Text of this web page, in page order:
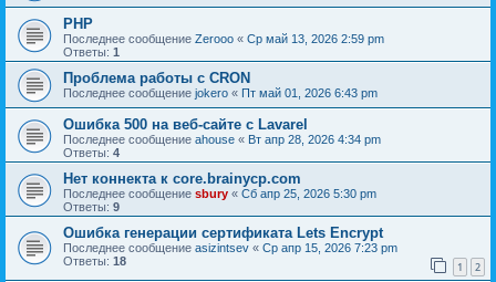
PHP
Последнее сообщение Zerooo « Ср май 13, 2026 2:59 pm
Ответы: 1
Проблема работы с CRON
Последнее сообщение jokero « Пт май 01, 2026 6:43 pm
Ошибка 500 на веб-сайте с Lavarel
Последнее сообщение ahouse « Вт апр 28, 2026 4:34 pm
Ответы: 4
Нет коннекта к core.brainycp.com
Последнее сообщение sbury « Сб апр 25, 2026 5:30 pm
Ответы: 9
Ошибка генерации сертификата Lets Encrypt
Последнее сообщение asizintsev « Ср апр 15, 2026 7:23 pm
Ответы: 18 1 2